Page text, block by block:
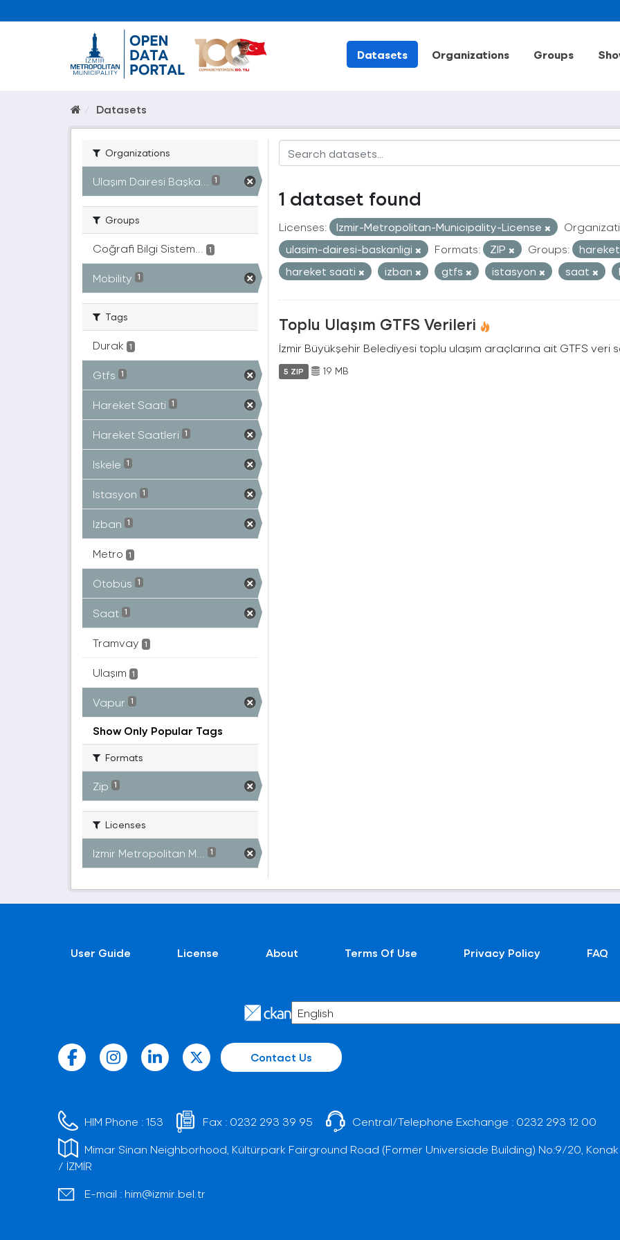
Datasets Organizations Groups
Datasets
Organizations
Ulaşım Dairesi Başka... 1
Groups
Coğrafi Bilgi Sistem... 1
Mobility 1
Tags
Durak 1
Gtfs 1
Hareket Saati 1
Hareket Saatleri 1
Iskele 1
Istasyon 1
Izban 1
Metro 1
Otobüs 1
Saat 1
Tramvay 1
Ulaşım 1
Vapur 1
Show Only Popular Tags
Formats
Zip 1
Licenses
Izmir Metropolitan M... 1
1 dataset found
Licenses: Izmir-Metropolitan-Municipality-License
ulasim-dairesi-baskanligi
Formats: ZIP Groups:
hareket saati
izban gtfs istasyon saat
Toplu Ulaşım GTFS Verileri
İzmir Büyükşehir Belediyesi toplu ulaşım araçlarına ait GTFS veri
5 ZIP 19 MB
User Guide License About Terms Of Use Privacy Policy FAQ
Contact Us
HIM Phone :153 Fax : 0232 293 39 95 Central/Telephone Exchange : 0232 293 12 00
Mimar Sinan Neighborhood, Kültürpark Fairground Road (Former Universiade Building) No:9/20, Konak
/ İZMİR
E-mail : him@izmir.bel.tr